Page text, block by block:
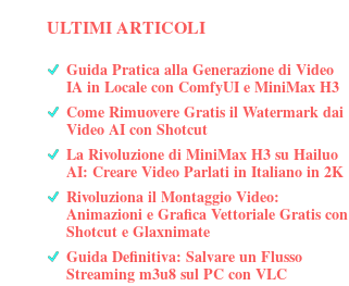
ULTIMI ARTICOLI
Guida Pratica alla Generazione di Video
IA in Locale con ComfyUI e MiniMax H3
Come Rimuovere Gratis il Watermark dai
Video AI con Shotcut
La Rivoluzione di MiniMax H3 su Hailuo
AI: Creare Video Parlati in Italiano in 2K
Rivoluziona il Montaggio Video:
Animazioni e Grafica Vettoriale Gratis con
Shotcut e Glaxnimate
Guida Definitiva: Salvare un Flusso
Streaming m3u8 sul PC con VLC